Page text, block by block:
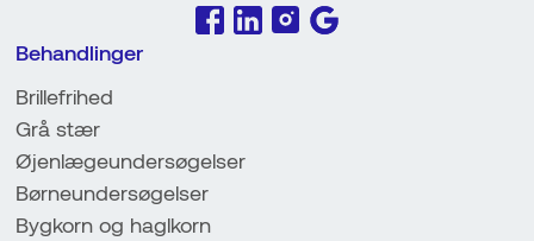
Behandlinger
Brillefrihed
Grå stær
Øjenlægeundersøgelser
Børneundersøgelser
Bygkorn og haglkorn